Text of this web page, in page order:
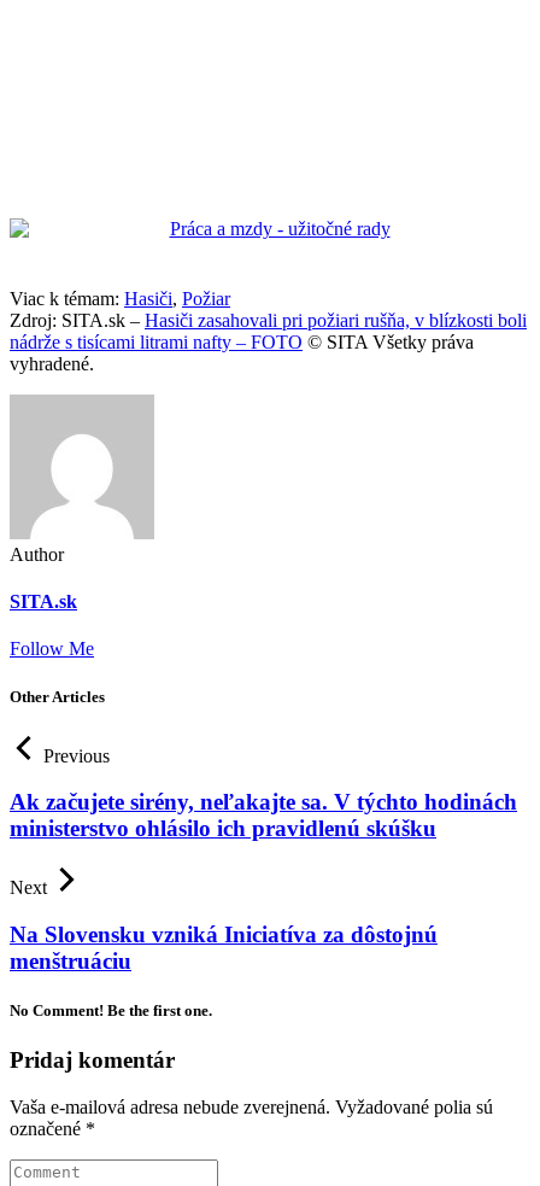
Viac k témam: Hasiči, Požiar
Zdroj: SITA.sk – Hasiči zasahovali pri požiari rušňa, v blízkosti boli
nádrže s tisícami litrami nafty – FOTO © SITA Všetky práva
vyhradené.
Author
SITA.sk
Follow Me
Other Articles
Previous
Ak začujete sirény, neľakajte sa. V týchto hodinách
ministerstvo ohlásilo ich pravidlenú skúšku
Next
Na Slovensku vzniká Iniciatíva za dôstojnú
menštruáciu
No Comment! Be the first one.
Pridaj komentár
Vaša e-mailová adresa nebude zverejnená. Vyžadované polia sú
označené *